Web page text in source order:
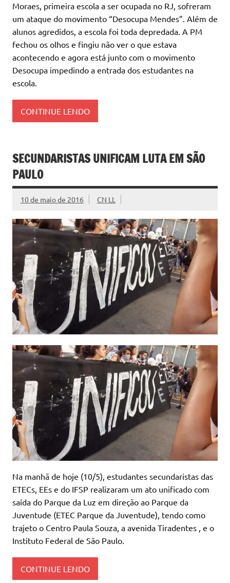
Moraes, primeira escola a ser ocupada no RJ, sofreram
um ataque do movimento “Desocupa Mendes”. Além de
alunos agredidos, a escola foi toda depredada. A PM
fechou os olhos e fingiu não ver o que estava
acontecendo e agora está junto com o movimento
Desocupa impedindo a entrada dos estudantes na
escola.
CONTINUE LENDO
SECUNDARISTAS UNIFICAM LUTA EM SÃO
PAULO
10 de maio de 2016 CN LL
Na manhã de hoje (10/5), estudantes secundaristas das
ETECs, EEs e do IFSP realizaram um ato unificado com
saída do Parque da Luz em direção ao Parque da
Juventude (ETEC Parque da Juventude), tendo como
trajeto o Centro Paula Souza, a avenida Tiradentes , e o
Instituto Federal de São Paulo.
CONTINUE LENDO